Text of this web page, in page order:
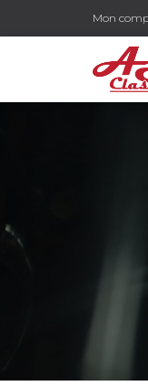
Mon